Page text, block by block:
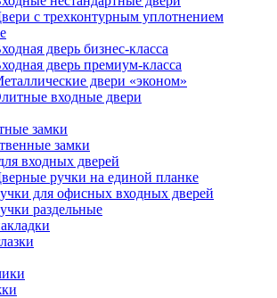
с трехконтурным уплотнением
дверь бизнес-класса
дверь премиум-класса
двери «эконом»
входные двери
замки
замки
входных дверей
ручки на единой планке
для офисных входных дверей
раздельные